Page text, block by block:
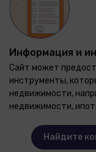
Информация и
Сайт может
инструменты,
недвижимости,
недвижимости,
Найдите